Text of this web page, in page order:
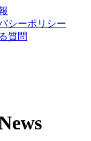
シーポリシー
質問